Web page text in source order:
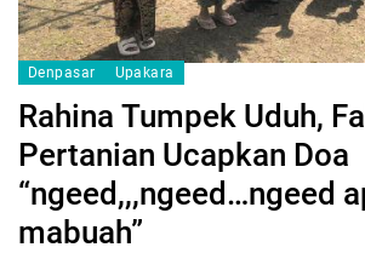
Denpasar Upakara
Rahina Tumpek Uduh,
Pertanian Ucapkan Doa
“ngeed,,,ngeed…ngeed
mabuah”